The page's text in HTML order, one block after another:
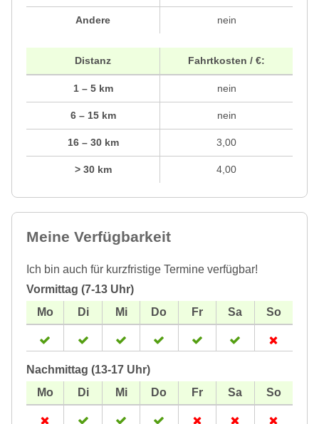
Andere nein
Distanz
1 – 5 km
6 – 15 km
16 – 30 km
> 30 km
Fahrtkosten / €:
nein
nein
3,00
4,00
Meine Verfügbarkeit
Ich bin auch für kurzfristige Termine verfügbar!
Vormittag (7-13 Uhr)
Nachmittag (13-17 Uhr)